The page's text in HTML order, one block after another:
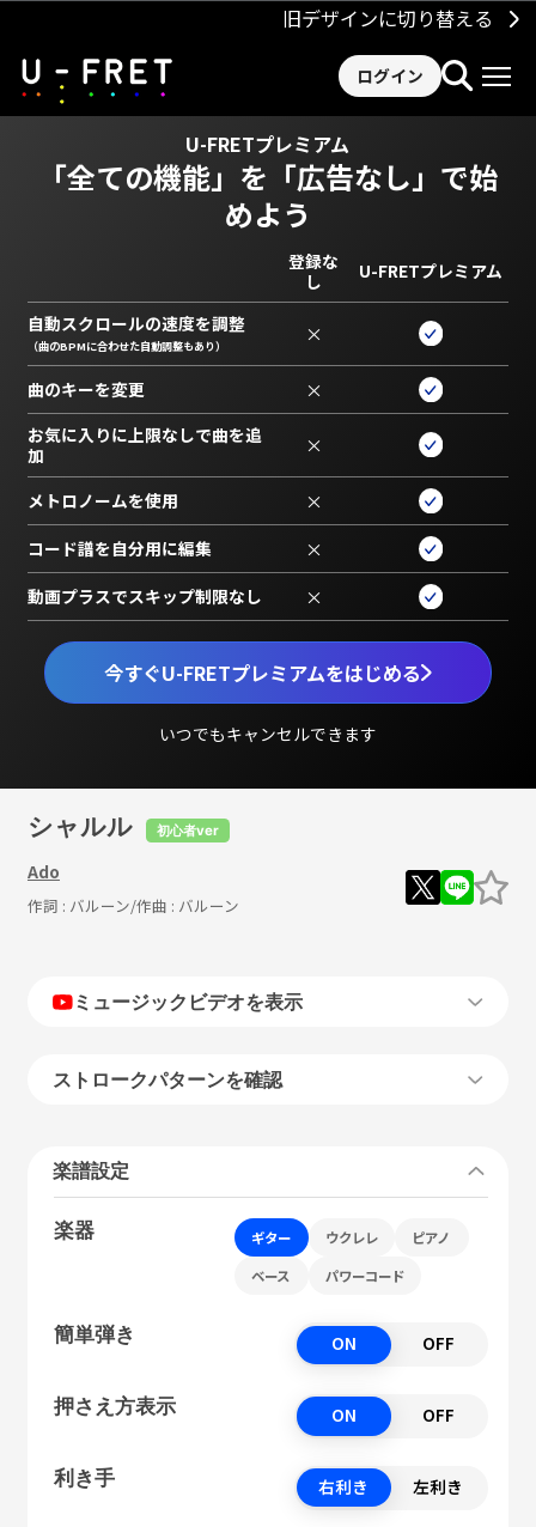
旧デザインに切り替える
ログイン
U-FRETプレミアム
「全ての機能」を 「広告なし」で始
めよう
今すぐU-FRETプレミアムをはじめる
いつでもキャンセルできます
登録な
し
U-FRETプレミアム
自動スクロールの速度を調整
（曲のBPMに合わせた自動調整もあり） ×
曲のキーを変更 ×
お気に入りに上限なしで曲を追
加
×
メトロノームを使用 ×
コード譜を自分用に編集 ×
動画プラスでスキップ制限なし ×
シャルル 初心者ver
Ado
作詞 : バルーン/作曲 : バルーン
ミュージックビデオを表示
ストロークパターンを確認
楽譜設定
楽器 ギター ウクレレ ピアノ
ベース パワーコード
簡単弾き ON OFF
押さえ方表示 ON OFF
利き手 右利き 左利き